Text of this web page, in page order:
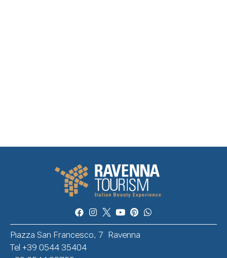
Piazza San Francesco, 7 Ravenna
Tel +39 0544 35404